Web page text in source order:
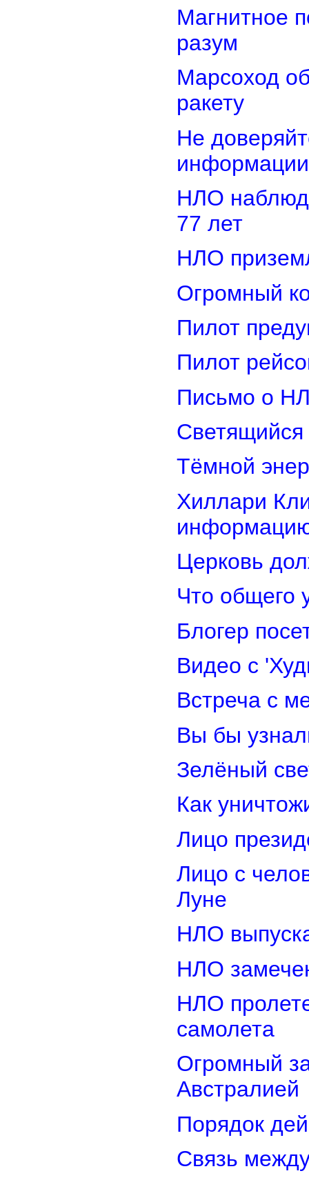
Магнитное
разум
Марсоход
ракету
Не
информации
НЛО
77 лет
НЛО
Огромный
Пилот
Пилот
Письмо о
Светящийся
Тёмной
Хиллари
Церковь
Что общего
Блогер
Видео с
Встреча с
Вы бы
Зелёный
Как
Лицо
Лицо с
Луне
НЛО
НЛО
НЛО
самолета
Огромный
Австралией
Порядок
Связь